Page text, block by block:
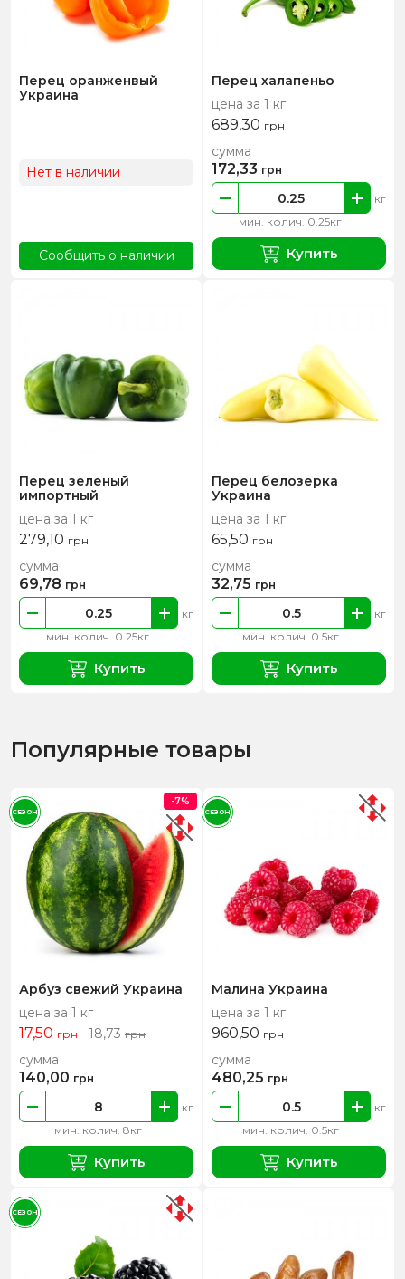
Перец оранженвый
Украина
Нет в наличии
Сообщить о наличии
Перец халапеньо
цена за 1 кг
689,30 грн
мин. колич. 0.25кг
кг
сумма
172,33 грн
Купить
Перец зеленый
импортный
цена за 1 кг
279,10 грн
мин. колич. 0.25кг
кг
сумма
69,78 грн
Купить
Перец белозерка
Украина
цена за 1 кг
65,50 грн
мин. колич. 0.5кг
кг
сумма
32,75 грн
Купить
Популярные товары
Арбуз свежий Украина
цена за 1 кг
17,50 грн 18,73грн
мин. колич. 8кг
кг
сумма
140,00 грн
Купить
-7%
СЕЗОН
Малина Украина
цена за 1 кг
960,50 грн
мин. колич. 0.5кг
кг
сумма
480,25 грн
Купить
СЕЗОН
СЕЗОН